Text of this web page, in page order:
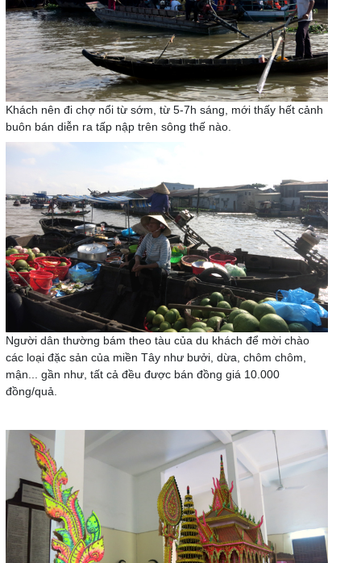
Khách nên đi chợ nổi từ sớm, từ 5-7h sáng, mới thấy hết cảnh
buôn bán diễn ra tấp nập trên sông thế nào.
Người dân thường bám theo tàu của du khách để mời chào
các loại đặc sản của miền Tây như bưởi, dừa, chôm chôm,
mận... gần như, tất cả đều được bán đồng giá 10.000
đồng/quả.